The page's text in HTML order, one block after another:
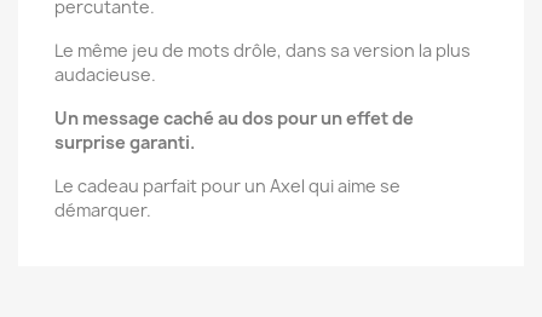
percutante.
Le même jeu de mots drôle, dans sa version la plus
audacieuse.
Un message caché au dos pour un effet de
surprise garanti.
Le cadeau parfait pour un Axel qui aime se
démarquer.